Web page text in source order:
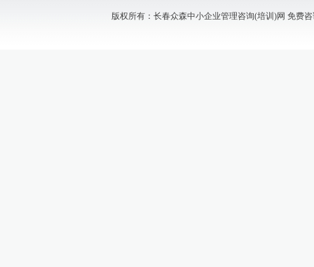
版权所有：长春众森中小企业管理咨询(培训)网 免费咨